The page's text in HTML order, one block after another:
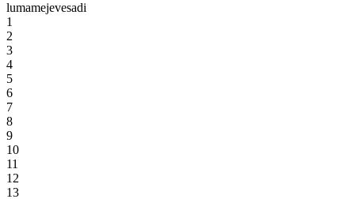
lumamejevesadi
1
2
3
4
5
6
7
8
9
10
11
12
13